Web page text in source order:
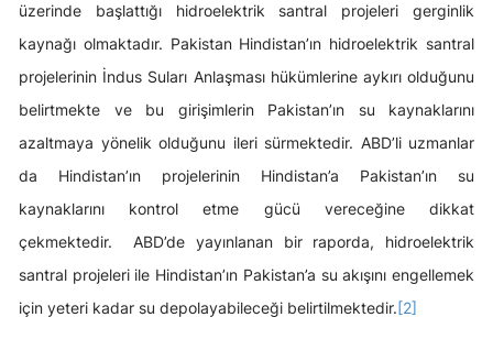
üzerinde başlattığı hidroelektrik santral projeleri gerginlik
kaynağı olmaktadır. Pakistan Hindistan’ın hidroelektrik santral
projelerinin İndus Suları Anlaşması hükümlerine aykırı olduğunu
belirtmekte ve bu girişimlerin Pakistan’ın su kaynaklarını
azaltmaya yönelik olduğunu ileri sürmektedir. ABD’li uzmanlar
da Hindistan’ın projelerinin Hindistan’a Pakistan’ın su
kaynaklarını kontrol etme gücü vereceğine dikkat
çekmektedir. ABD’de yayınlanan bir raporda, hidroelektrik
santral projeleri ile Hindistan’ın Pakistan’a su akışını engellemek
için yeteri kadar su depolayabileceği belirtilmektedir.[2]